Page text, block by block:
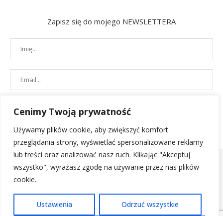
Cenimy Twoją prywatność
Używamy plików cookie, aby zwiększyć komfort
przeglądania strony, wyświetlać spersonalizowane reklamy
lub treści oraz analizować nasz ruch. Klikając "Akceptuj
wszystko", wyrażasz zgodę na używanie przez nas plików
cookie.
Ustawienia Odrzuć wszystkie
Zapisz się do mojego NEWSLETTERA
POLITYKA PRYWATNOŚCI REGULAMIN SKLEPU| 2019 - All Right
Reserved. Designed and Developed byPenciDesign